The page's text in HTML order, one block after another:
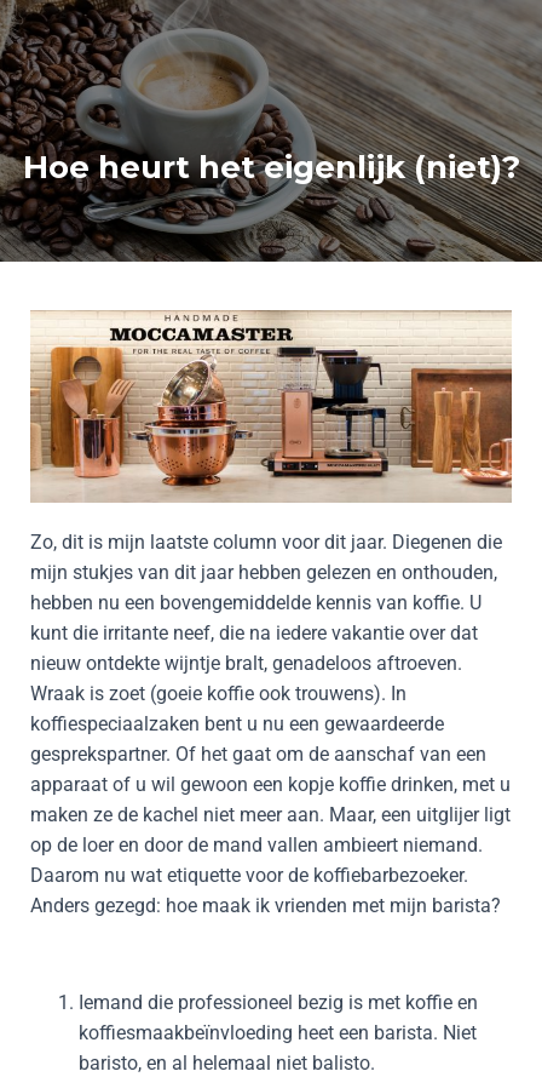
Hoe heurt het eigenlijk (niet)?
Zo, dit is mijn laatste column voor dit jaar. Diegenen die
mijn stukjes van dit jaar hebben gelezen en onthouden,
hebben nu een bovengemiddelde kennis van koffie. U
kunt die irritante neef, die na iedere vakantie over dat
nieuw ontdekte wijntje bralt, genadeloos aftroeven.
Wraak is zoet (goeie koffie ook trouwens). In
koffiespeciaalzaken bent u nu een gewaardeerde
gesprekspartner. Of het gaat om de aanschaf van een
apparaat of u wil gewoon een kopje koffie drinken, met u
maken ze de kachel niet meer aan. Maar, een uitglijer ligt
op de loer en door de mand vallen ambieert niemand.
Daarom nu wat etiquette voor de koffiebarbezoeker.
Anders gezegd: hoe maak ik vrienden met mijn barista?
Iemand die professioneel bezig is met koffie en
koffiesmaakbeïnvloeding heet een barista. Niet
baristo, en al helemaal niet balisto.